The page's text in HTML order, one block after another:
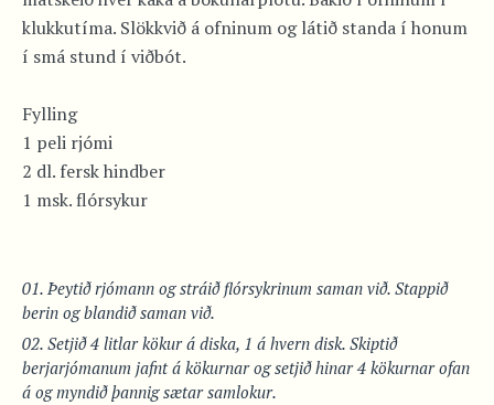
klukkutíma. Slökkvið á ofninum og látið standa í honum
í smá stund í viðbót.
Fylling
1 peli rjómi
2 dl. fersk hindber
1 msk. flórsykur
Þeytið rjómann og stráið flórsykrinum saman við. Stappið
berin og blandið saman við.
Setjið 4 litlar kökur á diska, 1 á hvern disk. Skiptið
berjarjómanum jafnt á kökurnar og setjið hinar 4 kökurnar ofan
á og myndið þannig sætar samlokur.